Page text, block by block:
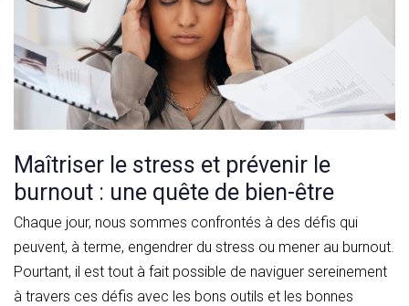
Maîtriser le stress et prévenir le
burnout : une quête de bien-être
Chaque jour, nous sommes confrontés à des défis qui
peuvent, à terme, engendrer du stress ou mener au burnout.
Pourtant, il est tout à fait possible de naviguer sereinement
à travers ces défis avec les bons outils et les bonnes